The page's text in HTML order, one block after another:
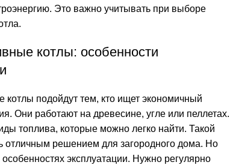
Это важно учитывать при выборе
котлы: особенности
котлы подойдут тем, кто ищет экономичный
Они работают на древесине, угле или пеллетах.
топлива, которые можно легко найти. Такой
отличным решением для загородного дома. Но
эксплуатации. Нужно регулярно